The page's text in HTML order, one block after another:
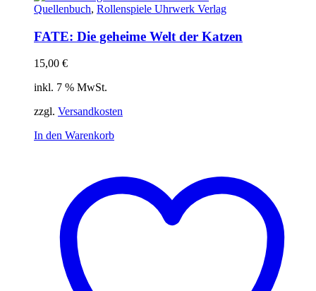
Quellenbuch, Rollenspiele Uhrwerk Verlag
FATE: Die geheime Welt der Katzen
15,00 €
inkl. 7 % MwSt.
zzgl. Versandkosten
In den Warenkorb